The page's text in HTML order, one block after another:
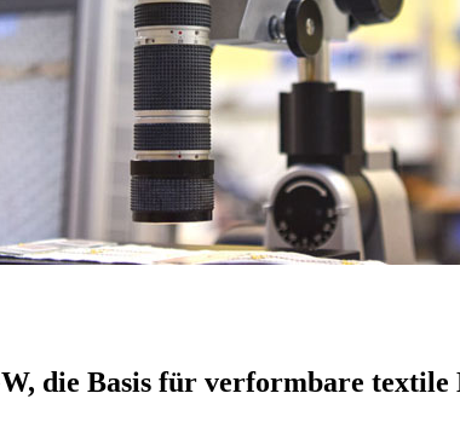
die Basis für verformbare textile